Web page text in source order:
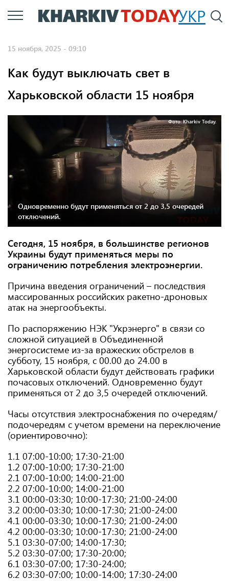
Перейти
к
УКР
15 ноября, 2025 - 09:10
Как будут выключать свет в
Харьковской области 15 ноября
Фото: Kharkiv Today.
Одновременно будут применяться от 2 до 3,5 очередей
отключений.
Сегодня, 15 ноября, в большинстве регионов
Украины будут применяться меры по
ограничению потребления электроэнергии.
Причина введения ограничений – последствия
массированных российских ракетно-дроновых
атак на энергообъекты.
По распоряжению НЭК "Укрэнерго" в связи со
сложной ситуацией в Объединенной
энергосистеме из-за вражеских обстрелов в
субботу, 15 ноября, с 00.00 до 24.00 в
Харьковской области будут действовать графики
почасовых отключений. Одновременно будут
применяться от 2 до 3,5 очередей отключений.
Часы отсутствия электроснабжения по очередям/
подочередям с учетом времени на переключение
(ориентировочно):
1.1 07:00-10:00; 17:30-21:00
1.2 07:00-10:00; 17:30-21:00
2.1 07:00-10:00; 14:00-21:00
2.2 07:00-10:00; 14:00-21:00
3.1 00:00-03:30; 10:00-17:30; 21:00-24:00
3.2 00:00-03:30; 10:00-17:30; 21:00-24:00
4.1 00:00-03:30; 10:00-17:30; 21:00-24:00
4.2 00:00-03:30; 10:00-17:30; 21:00-24:00
5.1 03:30-07:00; 14:00-17:30;
5.2 03:30-07:00; 17:30-20:00;
6.1 03:30-07:00; 17:30-24:00;
6.2 03:30-07:00; 10:00-14:00; 17:30-24:00